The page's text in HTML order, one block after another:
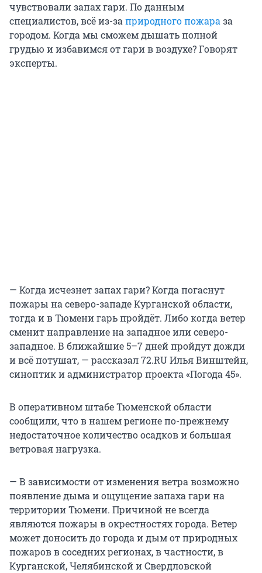
чувствовали запах гари. По данным
специалистов, всё из-заприродного пожараза
городом. Когда мы сможем дышать полной
грудью и избавимся от гари в воздухе? Говорят
эксперты.
— Когда исчезнет запах гари? Когда погаснут
пожары на северо-западе Курганской области,
тогда и в Тюмени гарь пройдёт. Либо когда ветер
сменит направление на западное или северо-
западное. В ближайшие 5–7 дней пройдут дожди
и всё потушат, — рассказал 72.RU Илья Винштейн,
синоптик и администратор проекта «Погода 45».
В оперативном штабе Тюменской области
сообщили, что в нашем регионе по-прежнему
недостаточное количество осадков и большая
ветровая нагрузка.
— В зависимости от изменения ветра возможно
появление дыма и ощущение запаха гари на
территории Тюмени. Причиной не всегда
являются пожары в окрестностях города. Ветер
может доносить до города и дым от природных
пожаров в соседних регионах, в частности, в
Курганской, Челябинской и Свердловской